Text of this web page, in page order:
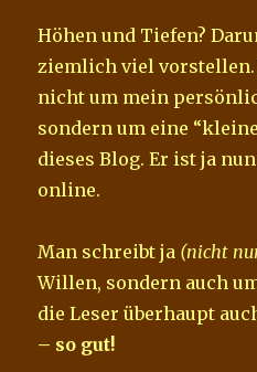
Höhen und Tiefen?
ziemlich viel vorstellen.
nicht um mein
sondern um eine
dieses Blog. Er ist ja
online.
Man schreibt ja (nicht
Willen, sondern auch
die Leser überhaupt
– so gut!